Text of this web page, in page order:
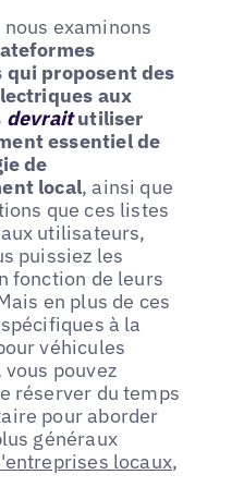
examinons
qui proposent des
aux
devrait utiliser
essentiel de
de
local, ainsi que
que ces listes
utilisateurs,
puissiez les
fonction de leurs
en plus de ces
à la
véhicules
pouvez
réserver du temps
pour aborder
généraux
locaux,